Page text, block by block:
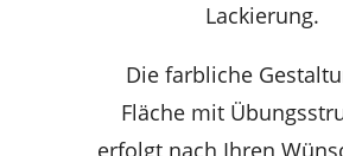
Lackierung.
Die farbliche
Fläche mit
erfolgt nach Ihren